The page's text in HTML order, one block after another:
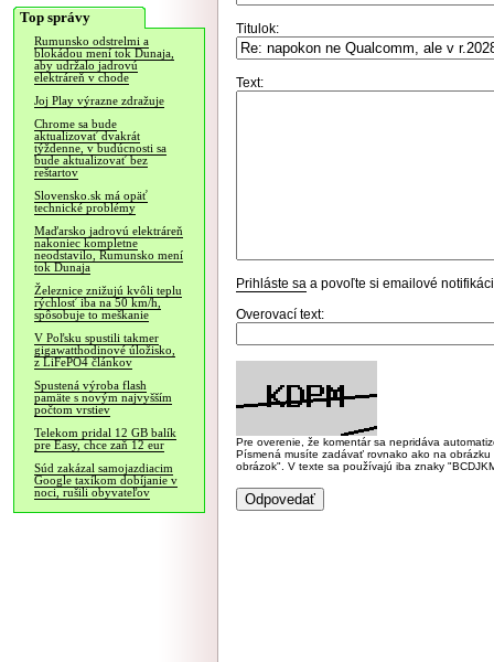
Top správy
Rumunsko odstrelmi a
blokádou mení tok Dunaja,
aby udržalo jadrovú
elektráreň v chode
Joj Play výrazne zdražuje
Chrome sa bude
aktualizovať dvakrát
týždenne, v budúcnosti sa
bude aktualizovať bez
reštartov
Slovensko.sk má opäť
technické problémy
Maďarsko jadrovú elektráreň
nakoniec kompletne
neodstavilo, Rumunsko mení
tok Dunaja
Železnice znižujú kvôli teplu
rýchlosť iba na 50 km/h,
spôsobuje to meškanie
V Poľsku spustili takmer
gigawatthodinové úložisko,
z LiFePO4 článkov
Spustená výroba flash
pamäte s novým najvyšším
počtom vrstiev
Telekom pridal 12 GB balík
pre Easy, chce zaň 12 eur
Súd zakázal samojazdiacim
Google taxíkom dobíjanie v
noci, rušili obyvateľov
Titulok:
Text:
Prihláste sa a povoľte si emailové
Overovací text:
Pre overenie, že komentár sa nepridáva
Písmená musíte zadávať rovnako ako na
obrázok". V texte sa používajú iba znaky